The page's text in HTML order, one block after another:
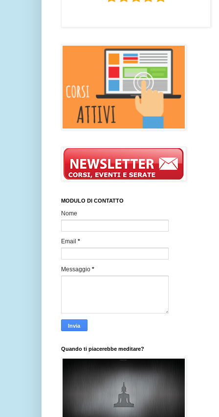
MODULO DI CONTATTO
Nome
Email *
Messaggio *
Quando ti piacerebbe meditare?